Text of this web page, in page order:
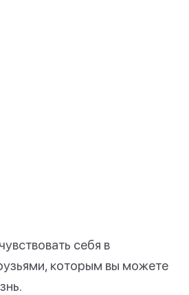
себя в
которым вы можете